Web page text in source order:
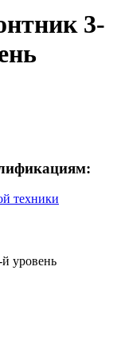
3-
техники
уровень